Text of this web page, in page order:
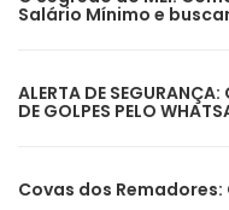
Salário Mínimo e
ALERTA DE SEGURANÇA:
DE GOLPES PELO
Covas dos